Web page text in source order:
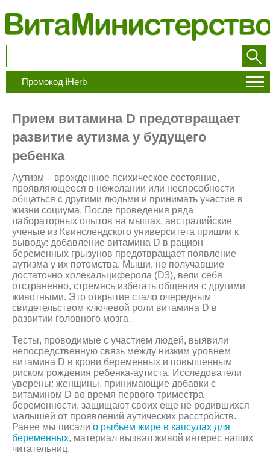
Промокод iHerb
Прием витамина D предотвращает
развитие аутизма у будущего
ребенка
Аутизм – врожденное психическое состояние,
проявляющееся в нежелании или неспособности
общаться с другими людьми и принимать участие в
жизни социума. После проведения ряда
лабораторных опытов на мышах, австралийские
ученые из Квинслендского университета пришли к
выводу: добавление витамина D в рацион
беременных грызунов предотвращает появление
аутизма у их потомства. Мыши, не получавшие
достаточно холекальциферола (D3), вели себя
отстраненно, стремясь избегать общения с другими
животными. Это открытие стало очередным
свидетельством ключевой роли витамина D в
развитии головного мозга.
Тесты, проводимые с участием людей, выявили
непосредственную связь между низким уровнем
витамина D в крови беременных и повышенным
риском рождения ребенка-аутиста. Исследователи
уверены: женщины, принимающие добавки с
витамином D во время первого триместра
беременности, защищают своих еще не родившихся
малышей от проявлений аутических расстройств.
Ранее мы писали о рыбьем жире в капсулах для
беременных, материал вызвал живой интерес наших
читательниц.